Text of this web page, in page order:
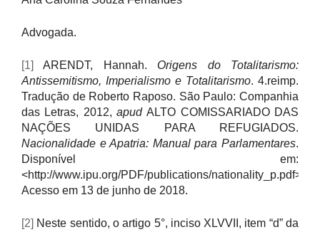
Advogada.
[1] ARENDT, Hannah. Origens do Totalitarismo:
Antissemitismo, Imperialismo e Totalitarismo. 4.reimp.
Tradução de Roberto Raposo. São Paulo: Companhia
das Letras, 2012, apudALTO COMISSARIADO DAS
NAÇÕES UNIDAS PARA REFUGIADOS.
Nacionalidade e Apatria: Manual para Parlamentares.
Disponível em:
<http://www.ipu.org/PDF/publications/nationality_p.pdf>.
Acesso em 13 de junho de 2018.
[2] Neste sentido, o artigo 5°, inciso XLVVII, item “d” da